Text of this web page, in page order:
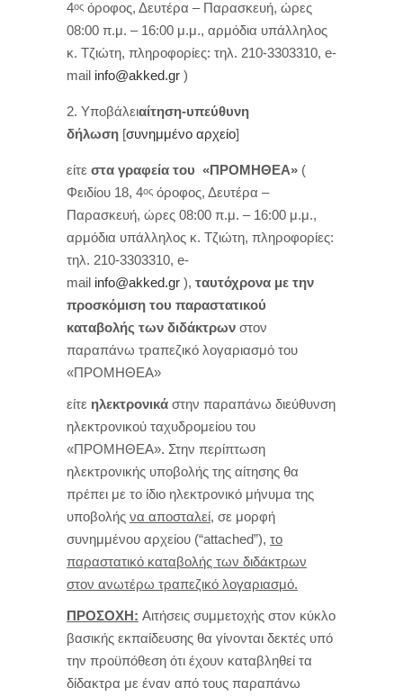
4ος όροφος, Δευτέρα – Παρασκευή, ώρες
08:00 π.μ. – 16:00 μ.μ., αρμόδια υπάλληλος
κ. Τζιώτη, πληροφορίες: τηλ. 210-3303310, e-
mail info@akked.gr )
Υποβάλειαίτηση-υπεύθυνη
δήλωση [συνημμένο αρχείο]
είτε στα γραφεία του «ΠΡΟΜΗΘΕΑ» (
Φειδίου 18, 4ος όροφος, Δευτέρα –
Παρασκευή, ώρες 08:00 π.μ. – 16:00 μ.μ.,
αρμόδια υπάλληλος κ. Τζιώτη, πληροφορίες:
τηλ. 210-3303310, e-
mail info@akked.gr ), ταυτόχρονα με την
προσκόμιση του παραστατικού
καταβολής των διδάκτρων στον
παραπάνω τραπεζικό λογαριασμό του
«ΠΡΟΜΗΘΕΑ»
είτε ηλεκτρονικά στην παραπάνω διεύθυνση
ηλεκτρονικού ταχυδρομείου του
«ΠΡΟΜΗΘΕΑ». Στην περίπτωση
ηλεκτρονικής υποβολής της αίτησης θα
πρέπει με το ίδιο ηλεκτρονικό μήνυμα της
υποβολής να αποσταλεί, σε μορφή
συνημμένου αρχείου (“attached”), το
παραστατικό καταβολής των διδάκτρων
στον ανωτέρω τραπεζικό λογαριασμό.
ΠΡΟΣΟΧΗ: Αιτήσεις συμμετοχής στον κύκλο
βασικής εκπαίδευσης θα γίνονται δεκτές υπό
την προϋπόθεση ότι έχουν καταβληθεί τα
δίδακτρα με έναν από τους παραπάνω